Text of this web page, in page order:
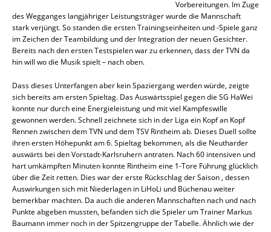
Vorbereitungen. Im Zuge
des Wegganges langjähriger Leistungsträger wurde die Mannschaft
stark verjüngt. So standen die ersten Trainingseinheiten und -Spiele ganz
im Zeichen der Teambildung und der Integration der neuen Gesichter.
Bereits nach den ersten Testspielen war zu erkennen, dass der TVN da
hin will wo die Musik spielt – nach oben.
Dass dieses Unterfangen aber kein Spaziergang werden würde, zeigte
sich bereits am ersten Spieltag. Das Auswärtsspiel gegen die SG HaWei
konnte nur durch eine Energieleistung und mit viel Kampfeswille
gewonnen werden. Schnell zeichnete sich in der Liga ein Kopf an Kopf
Rennen zwischen dem TVN und dem TSV Rintheim ab. Dieses Duell sollte
ihren ersten Höhepunkt am 6. Spieltag bekommen, als die Neutharder
auswärts bei den Vorstadt-Karlsruhern antraten. Nach 60 intensiven und
hart umkämpften Minuten konnte Rintheim eine 1-Tore Führung glücklich
über die Zeit retten. Dies war der erste Rückschlag der Saison , dessen
Auswirkungen sich mit Niederlagen in LiHoLi und Büchenau weiter
bemerkbar machten. Da auch die anderen Mannschaften nach und nach
Punkte abgeben mussten, befanden sich die Spieler um Trainer Markus
Baumann immer noch in der Spitzengruppe der Tabelle. Ähnlich wie der